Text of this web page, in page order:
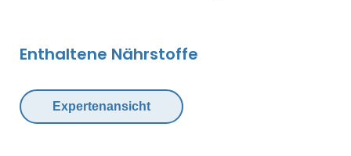
Enthaltene Nährstoffe
Expertenansicht